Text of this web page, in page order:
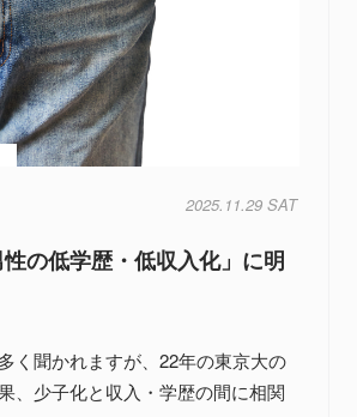
2025.11.29 SAT
の低学歴・低収入化」に明
く聞かれますが、22年の東京大の
、少子化と収入・学歴の間に相関